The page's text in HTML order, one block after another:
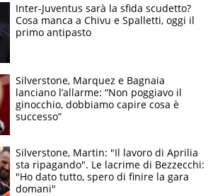
Inter-Juventus sarà la sfida scudetto?
Cosa manca a Chivu e Spalletti, oggi il
primo antipasto
Silverstone, Marquez e Bagnaia
lanciano l’allarme: “Non poggiavo il
ginocchio, dobbiamo capire cosa è
successo”
Silverstone, Martin: "Il lavoro di Aprilia
sta ripagando". Le lacrime di Bezzecchi:
"Ho dato tutto, spero di finire la gara
domani"